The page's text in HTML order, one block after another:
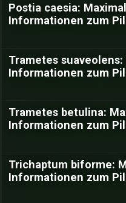
Postia caesia:
Informationen zum
Trametes suaveolens:
Informationen zum
Trametes betulina:
Informationen zum
Trichaptum biforme:
Informationen zum